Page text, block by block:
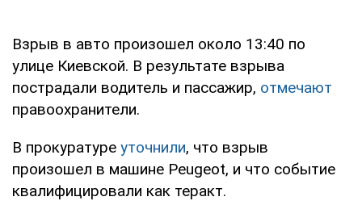
Взрыв в авто произошел около 13:40 по
улице Киевской. В результате взрыва
пострадали водитель и пассажир, отмечают
правоохранители.
В прокуратуре уточнили, что взрыв
произошел в машине Peugeot, и что событие
квалифицировали как теракт.